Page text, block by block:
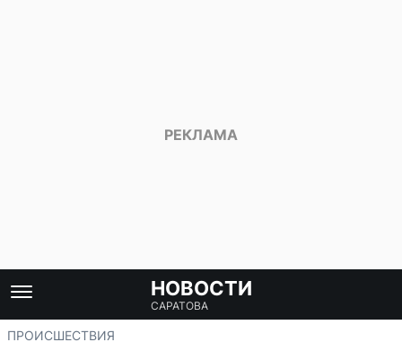
НОВОСТИ
САРАТОВА
ПРОИСШЕСТВИЯ